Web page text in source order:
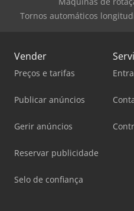
Tornos automáticos
Vender
Preços e tarifas
Publicar anúncios
Gerir anúncios
Reservar publicidade
Selo de confiança